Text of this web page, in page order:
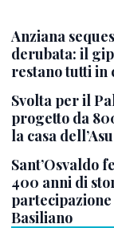
Anziana
derubata: il
restano tutti in
Svolta per il
progetto da
la casa dell’Asu
Sant’Osvaldo
400 anni di
Basiliano